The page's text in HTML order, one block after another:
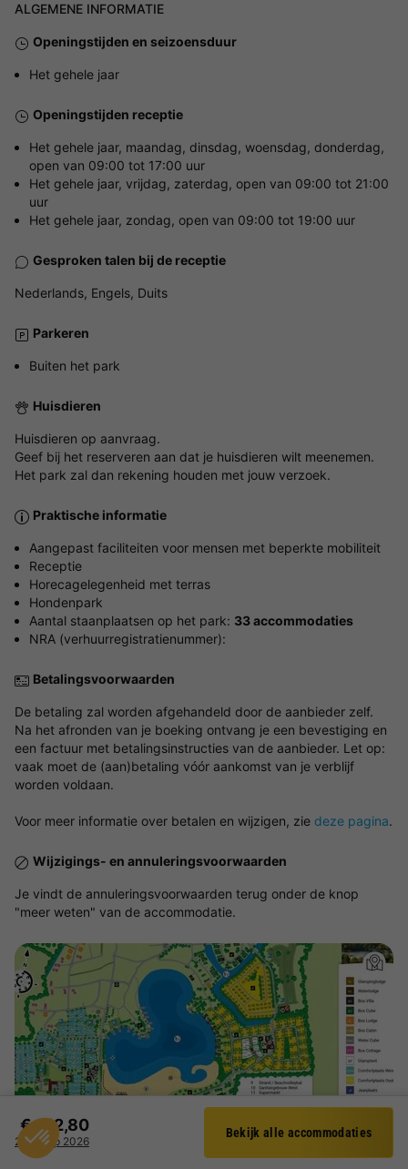
Filter
€ 142,80
2 - 4 sep 2026
Bekijk alle accommodaties
ALGEMENE INFORMATIE
Openingstijden en seizoensduur
Het gehele jaar
Openingstijden receptie
Het gehele jaar, maandag, dinsdag, woensdag, donderdag,
open van 09:00 tot 17:00 uur
Het gehele jaar, vrijdag, zaterdag, open van 09:00 tot 21:00
uur
Het gehele jaar, zondag, open van 09:00 tot 19:00 uur
Gesproken talen bij de receptie
Nederlands, Engels, Duits
Parkeren
Buiten het park
Huisdieren
Huisdieren op aanvraag.
Geef bij het reserveren aan dat je huisdieren wilt meenemen.
Het park zal dan rekening houden met jouw verzoek.
Praktische informatie
Aangepast faciliteiten voor mensen met beperkte mobiliteit
Receptie
Horecagelegenheid met terras
Hondenpark
Aantal staanplaatsen op het park: 33 accommodaties
NRA (verhuurregistratienummer):
Betalingsvoorwaarden
De betaling zal worden afgehandeld door de aanbieder zelf.
Na het afronden van je boeking ontvang je een bevestiging en
een factuur met betalingsinstructies van de aanbieder. Let op:
vaak moet de (aan)betaling vóór aankomst van je verblijf
worden voldaan.
Voor meer informatie over betalen en wijzigen, zie deze pagina.
Wijzigings- en annuleringsvoorwaarden
Je vindt de annuleringsvoorwaarden terug onder de knop
"meer weten" van de accommodatie.
Bekijk de kaart